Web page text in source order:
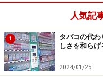
かなる損害についても、当社
情報提供者は一切の責任を負
人気記
1
タバコの代
しさを和らげ
2024/01/25